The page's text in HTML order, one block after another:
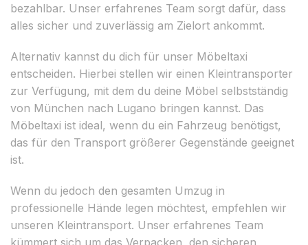
bezahlbar. Unser erfahrenes Team sorgt dafür, dass
alles sicher und zuverlässig am Zielort ankommt.
Alternativ kannst du dich für unser Möbeltaxi
entscheiden. Hierbei stellen wir einen Kleintransporter
zur Verfügung, mit dem du deine Möbel selbstständig
von München nach Lugano bringen kannst. Das
Möbeltaxi ist ideal, wenn du ein Fahrzeug benötigst,
das für den Transport größerer Gegenstände geeignet
ist.
Wenn du jedoch den gesamten Umzug in
professionelle Hände legen möchtest, empfehlen wir
unseren Kleintransport. Unser erfahrenes Team
kümmert sich um das Verpacken, den sicheren